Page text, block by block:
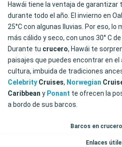
Hawái tiene la ventaja de
durante todo el año. El invierno en
25°C con algunas lluvias. Por eso, lo
más cálido y seco, con unos 30° C
Durante tu crucero, Hawái te
paisajes que puedes encontrar en el
cultura, imbuida de tradiciones
Celebrity Cruises, Norwegian
Caribbean y Ponant te ofrecen la
a bordo de sus barcos.
Barcos en
Enlaces